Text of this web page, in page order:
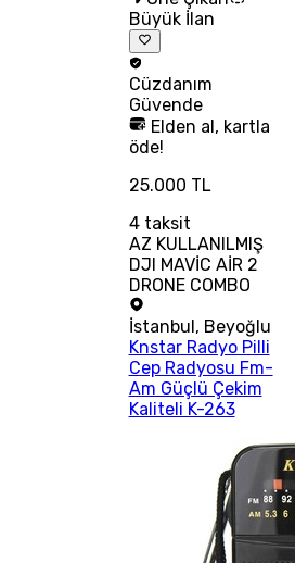
Büyük İlan
Cüzdanım
Güvende
Elden al, kartla
öde!
25.000 TL
4taksit
AZ KULLANILMIŞ
DJI MAVİC AİR 2
DRONE COMBO
İstanbul , Beyoğlu
Knstar Radyo Pilli
Cep Radyosu Fm-
Am Güçlü Çekim
Kaliteli K-263